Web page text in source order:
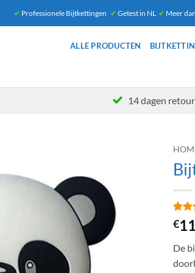
✔ Professionele Bijtkettingen ✔ Getest in NL ✔ Meer
ALLE PRODUCTEN
14 dagen
4.25
op
4
€
De